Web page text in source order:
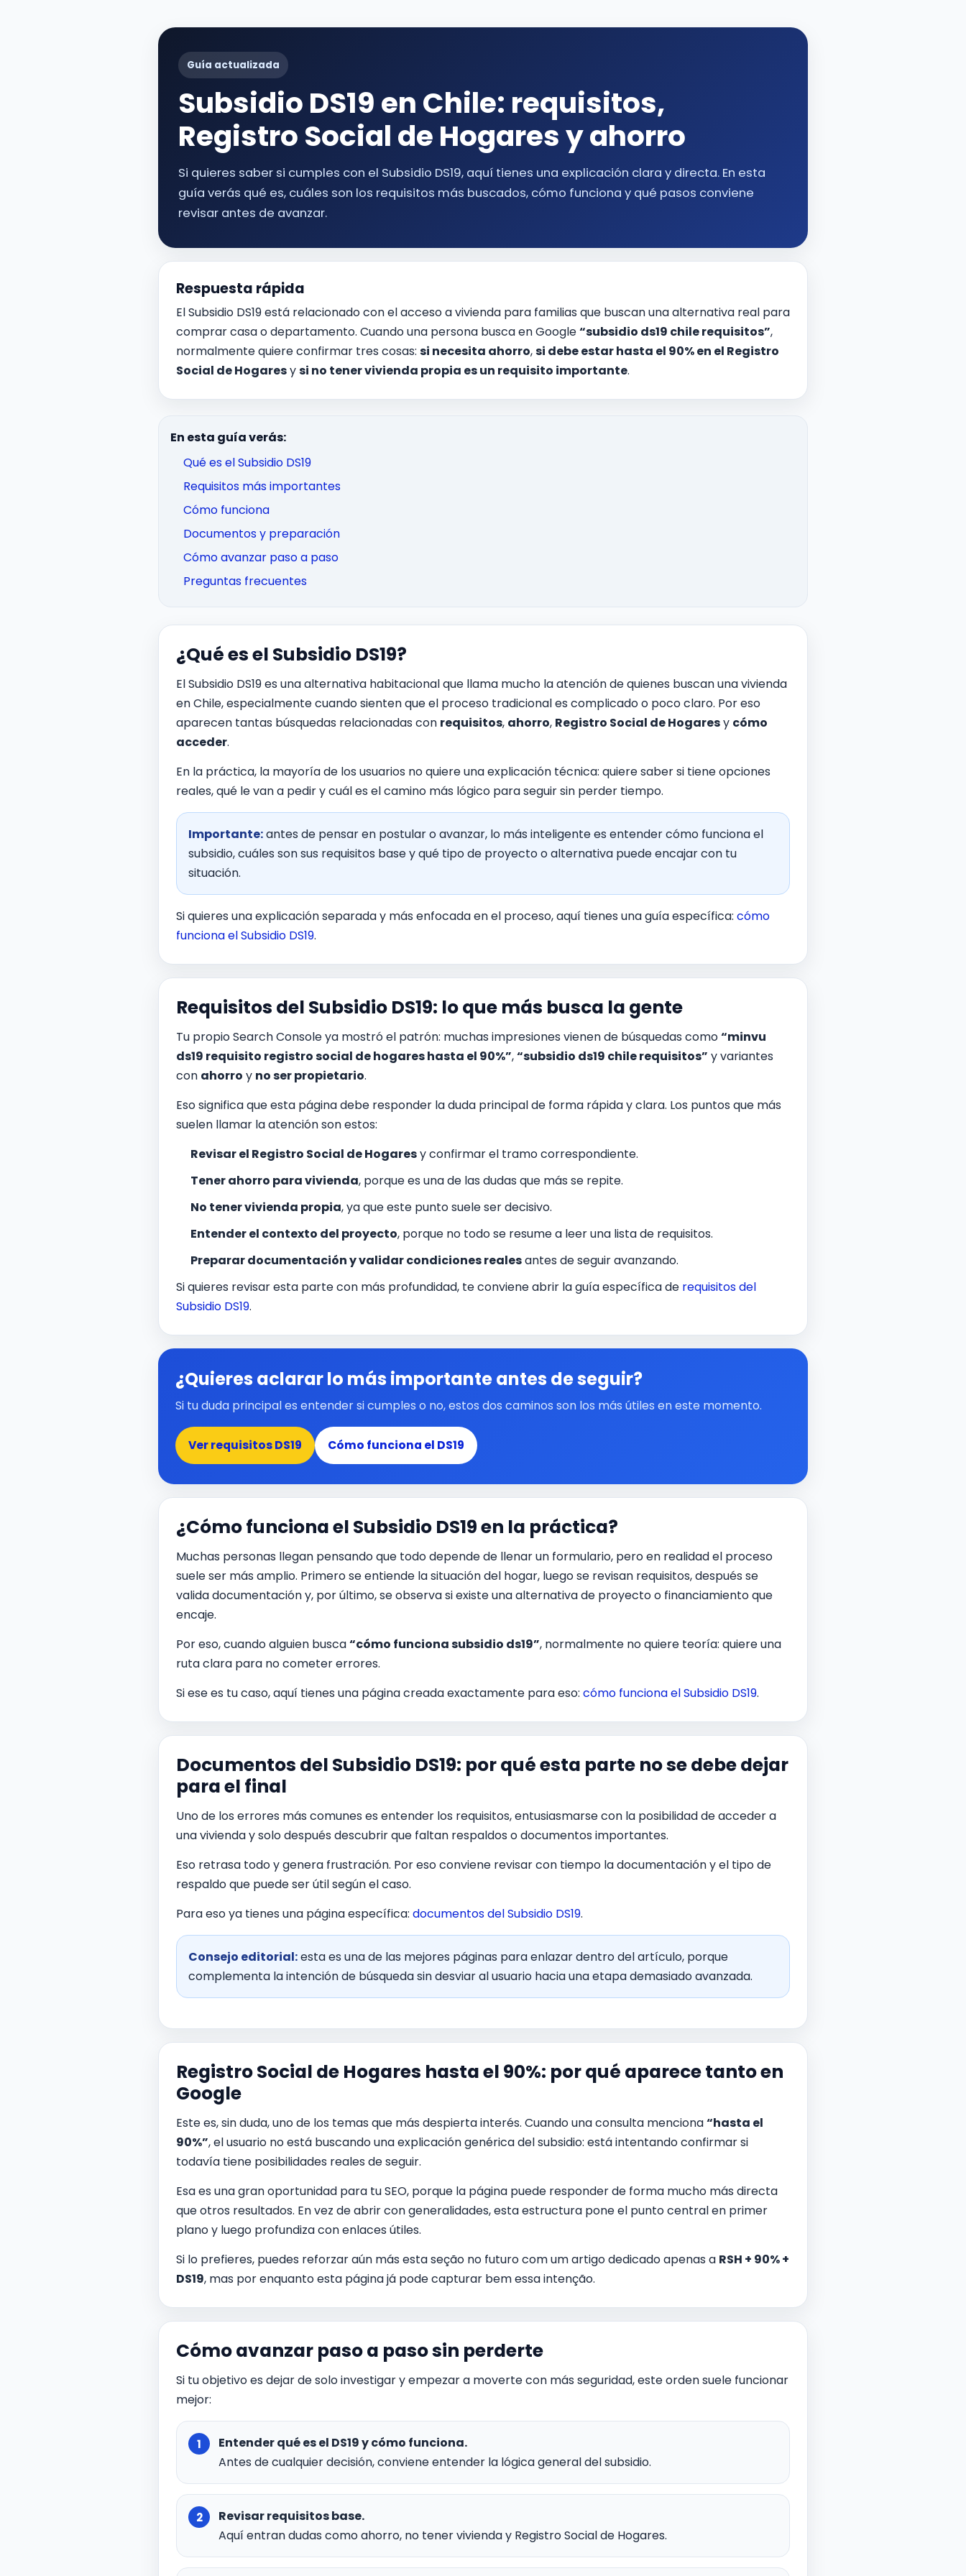
Guía actualizada
Subsidio DS19 en Chile: requisitos,
Registro Social de Hogares y ahorro
Si quieres saber si cumples con el Subsidio DS19, aquí tienes una explicación clara y directa. En esta
guía verás qué es, cuáles son los requisitos más buscados, cómo funciona y qué pasos conviene
revisar antes de avanzar.
Respuesta rápida
El Subsidio DS19 está relacionado con el acceso a vivienda para familias que buscan una alternativa real para
comprar casa o departamento. Cuando una persona busca en Google“subsidio ds19 chile requisitos”,
normalmente quiere confirmar tres cosas: si necesita ahorro,si debe estar hasta el 90% en el Registro
Social de Hogaresysi no tener vivienda propia es un requisito importante.
En esta guía verás:
Qué es el Subsidio DS19
Requisitos más importantes
Cómo funciona
Documentos y preparación
Cómo avanzar paso a paso
Preguntas frecuentes
¿Qué es el Subsidio DS19?
El Subsidio DS19 es una alternativa habitacional que llama mucho la atención de quienes buscan una vivienda
en Chile, especialmente cuando sienten que el proceso tradicional es complicado o poco claro. Por eso
aparecen tantas búsquedas relacionadas con requisitos, ahorro, Registro Social de Hogaresy cómo
acceder.
En la práctica, la mayoría de los usuarios no quiere una explicación técnica: quiere saber si tiene opciones
reales, qué le van a pedir y cuál es el camino más lógico para seguir sin perder tiempo.
Importante:antes de pensar en postular o avanzar, lo más inteligente es entender cómo funciona el
subsidio, cuáles son sus requisitos base y qué tipo de proyecto o alternativa puede encajar con tu
situación.
Si quieres una explicación separada y más enfocada en el proceso, aquí tienes una guía específica: cómo
funciona el Subsidio DS19.
Requisitos del Subsidio DS19: lo que más busca la gente
Tu propio Search Console ya mostró el patrón: muchas impresiones vienen de búsquedas como“minvu
ds19 requisito registro social de hogares hasta el 90%”,“subsidio ds19 chile requisitos” y variantes
con ahorro y no ser propietario.
Eso significa que esta página debe responder la duda principal de forma rápida y clara. Los puntos que más
suelen llamar la atención son estos:
Revisar el Registro Social de Hogaresy confirmar el tramo correspondiente.
Tener ahorro para vivienda, porque es una de las dudas que más se repite.
No tener vivienda propia, ya que este punto suele ser decisivo.
Entender el contexto del proyecto, porque no todo se resume a leer una lista de requisitos.
Preparar documentación y validar condiciones realesantes de seguir avanzando.
Si quieres revisar esta parte con más profundidad, te conviene abrir la guía específica de requisitos del
Subsidio DS19.
¿Quieres aclarar lo más importante antes de seguir?
Si tu duda principal es entender si cumples o no, estos dos caminos son los más útiles en este momento.
Ver requisitos DS19 Cómo funciona el DS19
¿Cómo funciona el Subsidio DS19 en la práctica?
Muchas personas llegan pensando que todo depende de llenar un formulario, pero en realidad el proceso
suele ser más amplio. Primero se entiende la situación del hogar, luego se revisan requisitos, después se
valida documentación y, por último, se observa si existe una alternativa de proyecto o financiamiento que
encaje.
Por eso, cuando alguien busca“cómo funciona subsidio ds19”, normalmente no quiere teoría: quiere una
ruta clara para no cometer errores.
Si ese es tu caso, aquí tienes una página creada exactamente para eso: cómo funciona el Subsidio DS19.
Documentos del Subsidio DS19: por qué esta parte no se debe dejar
para el final
Uno de los errores más comunes es entender los requisitos, entusiasmarse con la posibilidad de acceder a
una vivienda y solo después descubrir que faltan respaldos o documentos importantes.
Eso retrasa todo y genera frustración. Por eso conviene revisar con tiempo la documentación y el tipo de
respaldo que puede ser útil según el caso.
Para eso ya tienes una página específica: documentos del Subsidio DS19.
Consejo editorial:esta es una de las mejores páginas para enlazar dentro del artículo, porque
complementa la intención de búsqueda sin desviar al usuario hacia una etapa demasiado avanzada.
Registro Social de Hogares hasta el 90%: por qué aparece tanto en
Google
Este es, sin duda, uno de los temas que más despierta interés. Cuando una consulta menciona“hasta el
90%”, el usuario no está buscando una explicación genérica del subsidio: está intentando confirmar si
todavía tiene posibilidades reales de seguir.
Esa es una gran oportunidad para tu SEO, porque la página puede responder de forma mucho más directa
que otros resultados. En vez de abrir con generalidades, esta estructura pone el punto central en primer
plano y luego profundiza con enlaces útiles.
Si lo prefieres, puedes reforzar aún más esta seção no futuro com um artigo dedicado apenas a RSH + 90% +
DS19, mas por enquanto esta página já pode capturar bem essa intenção.
Cómo avanzar paso a paso sin perderte
Si tu objetivo es dejar de solo investigar y empezar a moverte con más seguridad, este orden suele funcionar
mejor:
Entender qué es el DS19 y cómo funciona.
Antes de cualquier decisión, conviene entender la lógica general del subsidio.
Revisar requisitos base.
Aquí entran dudas como ahorro, no tener vivienda y Registro Social de Hogares.